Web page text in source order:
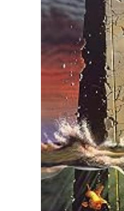
筆している。
手がけ、『エリッ
受賞。自らが監督
エリッ
作者: テ
出版社/メ
発売日:
メディア:
クリック:
この商品